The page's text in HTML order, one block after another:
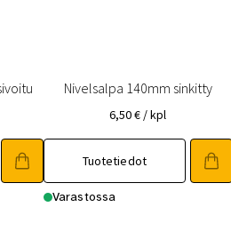
Nivelsalpa 140mm sinkitty
6,50€ / kpl
Tuotetiedot
Varastossa